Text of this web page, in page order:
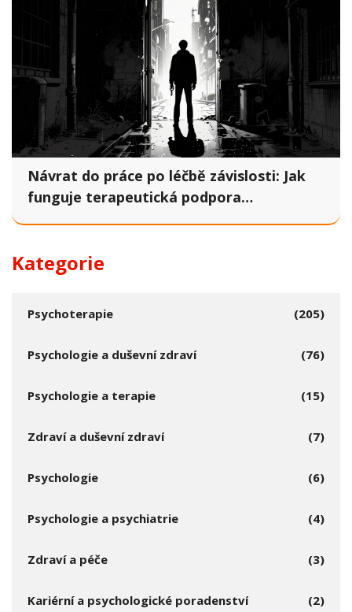
Návrat do práce po léčbě závislosti: Jak
funguje terapeutická podpora
Kategorie
Psychoterapie (205)
Psychologie a duševní zdraví (76)
Psychologie a terapie (15)
Zdraví a duševní zdraví (7)
Psychologie (6)
Psychologie a psychiatrie (4)
Zdraví a péče (3)
Kariérní a psychologické poradenství (2)